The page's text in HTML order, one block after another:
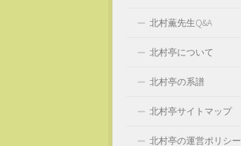
北村薫先生Q&A
北村亭について
北村亭の系譜
北村亭サイトマップ
北村亭の運営ポリシー